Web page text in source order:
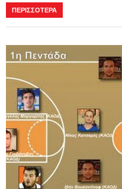
ΠΕΡΙΣΣΟΤΕΡΑ